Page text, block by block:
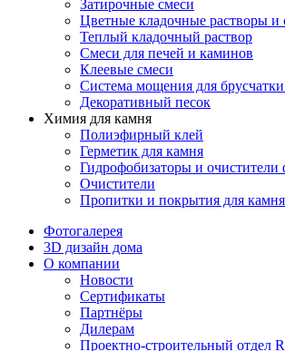
Затирочные смеси
Цветные кладочные растворы и
Теплый кладочный раствор
Смеси для печей и каминов
Клеевые смеси
Система мощения для
Декоративный песок
Химия для камня
Полиэфирный клей
Герметик для камня
Гидрофобизаторы и очистители
Очистители
Пропитки и покрытия для камня
Фотогалерея
3D дизайн дома
О компании
Новости
Сертификаты
Партнёры
Дилерам
Проектно-строительный отдел